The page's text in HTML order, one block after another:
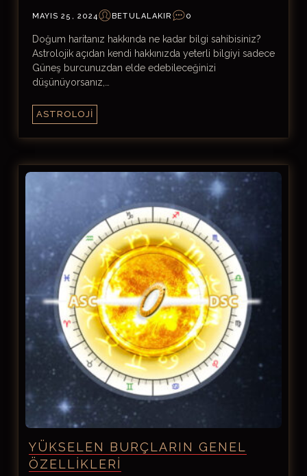
MAYIS 25, 2024 BETULALAKIR 0
Doğum haritanız hakkında ne kadar bilgi sahibisiniz?
Astrolojik açıdan kendi hakkınızda yeterli bilgiyi sadece
Güneş burcunuzdan elde edebileceğinizi
düşünüyorsanız,…
ASTROLOJI
YÜKSELEN BURÇLARIN GENEL
ÖZELLIKLERI